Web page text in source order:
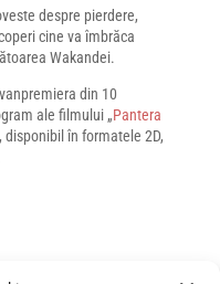
despre pierdere,
cine va îmbrăca
Wakandei.
din 10
ale filmului „Pantera
disponibil în formatele 2D,
lansare Povestea